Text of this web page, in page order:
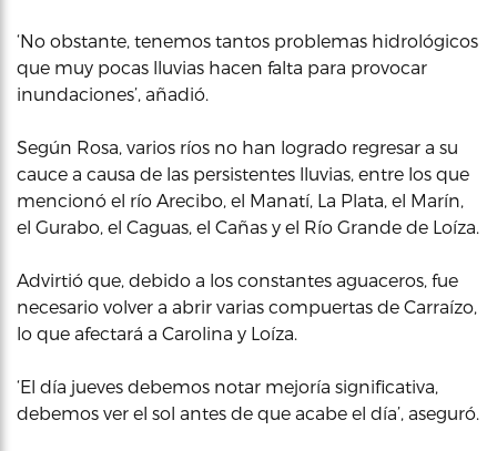
‘No obstante, tenemos tantos problemas hidrológicos
que muy pocas lluvias hacen falta para provocar
inundaciones’, añadió.
Según Rosa, varios ríos no han logrado regresar a su
cauce a causa de las persistentes lluvias, entre los que
mencionó el río Arecibo, el Manatí, La Plata, el Marín,
el Gurabo, el Caguas, el Cañas y el Río Grande de Loíza.
Advirtió que, debido a los constantes aguaceros, fue
necesario volver a abrir varias compuertas de Carraízo,
lo que afectará a Carolina y Loíza.
‘El día jueves debemos notar mejoría significativa,
debemos ver el sol antes de que acabe el día’, aseguró.